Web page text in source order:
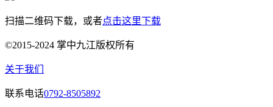
扫描二维码下载，或者点击这里下载
©2015-2024 掌中九江版权所有
关于我们
联系电话0792-8505892